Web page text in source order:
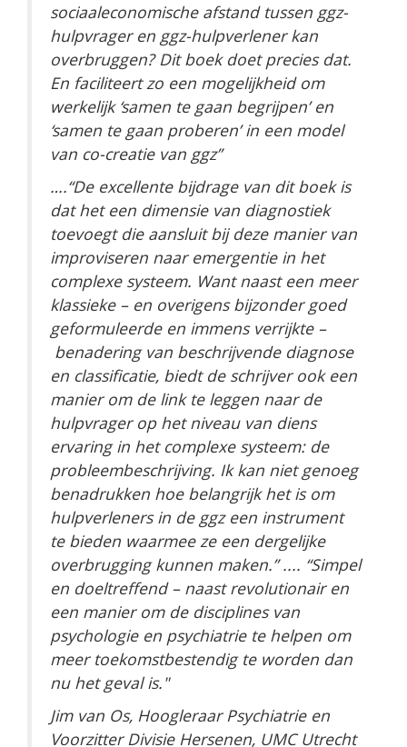
sociaaleconomische afstand tussen ggz-
hulpvrager en ggz-hulpverlener kan
overbruggen? Dit boek doet precies dat.
En faciliteert zo een mogelijkheid om
werkelijk ‘samen te gaan begrijpen’ en
‘samen te gaan proberen’ in een model
van co-creatie van ggz”
….“De excellente bijdrage van dit boek is
dat het een dimensie van diagnostiek
toevoegt die aansluit bij deze manier van
improviseren naar emergentie in het
complexe systeem. Want naast een meer
klassieke – en overigens bijzonder goed
geformuleerde en immens verrijkte –
benadering van beschrijvende diagnose
en classificatie, biedt de schrijver ook een
manier om de link te leggen naar de
hulpvrager op het niveau van diens
ervaring in het complexe systeem: de
probleembeschrijving. Ik kan niet genoeg
benadrukken hoe belangrijk het is om
hulpverleners in de ggz een instrument
te bieden waarmee ze een dergelijke
overbrugging kunnen maken.” .... “Simpel
en doeltreffend – naast revolutionair en
een manier om de disciplines van
psychologie en psychiatrie te helpen om
meer toekomstbestendig te worden dan
nu het geval is."
Jim van Os, Hoogleraar Psychiatrie en
Voorzitter Divisie Hersenen, UMC Utrecht